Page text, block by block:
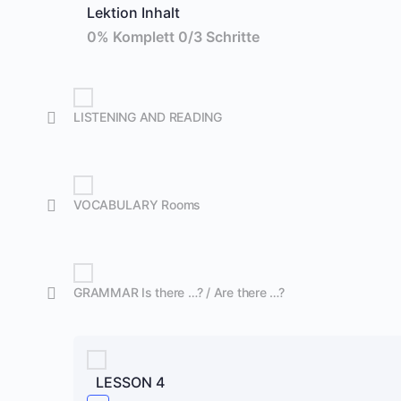
Lektion Inhalt
0% Komplett 0/3 Schritte
LISTENING AND READING
VOCABULARY Rooms
GRAMMAR Is there …? / Are there …?
LESSON 4